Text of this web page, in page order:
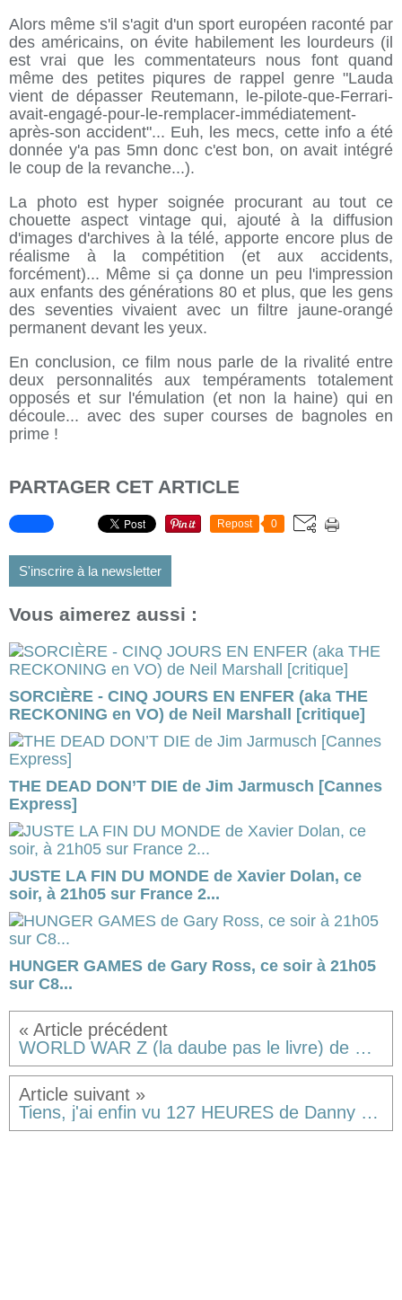
Alors même s'il s'agit d'un sport européen raconté par
des américains, on évite habilement les lourdeurs (il
est vrai que les commentateurs nous font quand
même des petites piqures de rappel genre "Lauda
vient de dépasser Reutemann, le-pilote-que-Ferrari-
avait-engagé-pour-le-remplacer-immédiatement-
après-son accident"... Euh, les mecs, cette info a été
donnée y'a pas 5mn donc c'est bon, on avait intégré
le coup de la revanche...).
La photo est hyper soignée procurant au tout ce
chouette aspect vintage qui, ajouté à la diffusion
d'images d'archives à la télé, apporte encore plus de
réalisme à la compétition (et aux accidents,
forcément)... Même si ça donne un peu l'impression
aux enfants des générations 80 et plus, que les gens
des seventies vivaient avec un filtre jaune-orangé
permanent devant les yeux.
En conclusion, ce film nous parle de la rivalité entre
deux personnalités aux tempéraments totalement
opposés et sur l'émulation (et non la haine) qui en
découle... avec des super courses de bagnoles en
prime !
PARTAGER CET ARTICLE
Repost 0
S'inscrire à la newsletter
Vous aimerez aussi :
SORCIÈRE - CINQ JOURS EN ENFER (aka THE
RECKONING en VO) de Neil Marshall [critique]
THE DEAD DON’T DIE de Jim Jarmusch [Cannes
Express]
JUSTE LA FIN DU MONDE de Xavier Dolan, ce
soir, à 21h05 sur France 2...
HUNGER GAMES de Gary Ross, ce soir à 21h05
sur C8...
WORLD WAR Z (la daube pas le livre) de Marc Forster
Tiens, j'ai enfin vu 127 HEURES de Danny Boyle [critique]